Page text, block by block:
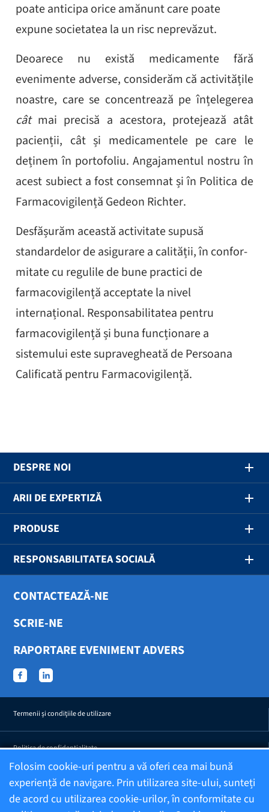
poate anticipa orice amănunt care poate
expune societatea la un risc neprevăzut.
Deoarece nu există medicamente fără
evenimente adverse, considerăm că activitățile
noastre, care se concentrează pe înțelegerea
cât mai precisă a acestora, protejează atât
pacienții, cât și medicamentele pe care le
deținem în portofoliu. Angajamentul nostru în
acest subiect a fost consemnat și în Politica de
Farmacovigilență Gedeon Richter.
Desfășurăm această activitate supusă
standardelor de asigurare a calității, în confor­
mitate cu regulile de bune practici de
farmacovigilență acceptate la nivel
internațional. Responsabilitatea pentru
farmacovigilență și buna funcționare a
sistemului este supra­vegheată de Persoana
Calificată pentru Farmacovigilență.
DESPRE NOI
ARII DE EXPERTIZĂ
PRODUSE
RESPONSABILITATEA SOCIALĂ
CONTACTEAZĂ-NE
SCRIE-NE
RAPORTARE EVENIMENT ADVERS
Termenii şi condiţiile de utilizare
Politica de confidențialitate
Confidențialitatea efectelor adverse raportate
Folosim cookie-uri pentru a vă oferi cea mai bună
experiență de navigare. Prin utilizarea site-ului, sunteți
de acord cu utilizarea cookie-urilor, în conformitate cu